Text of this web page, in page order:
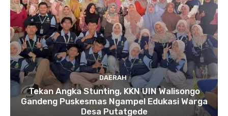
DAERAH
Tekan Angka Stunting, KKN UIN Walisongo
Gandeng Puskesmas Ngampel Edukasi Warga
Desa Putatgede